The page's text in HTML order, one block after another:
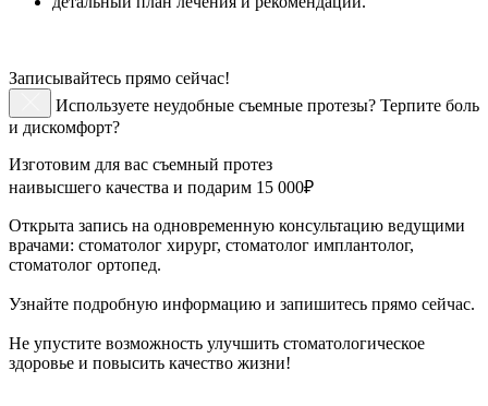
Записывайтесь прямо сейчас!
Используете неудобные съемные протезы? Терпите боль
и дискомфорт?
Изготовим для вас съемный протез
наивысшего качества и подарим 15 000₽
Открыта запись на одновременную консультацию ведущими
врачами: стоматолог хирург, стоматолог имплантолог,
стоматолог ортопед.
Узнайте подробную информацию и запишитесь прямо сейчас.
Не упустите возможность улучшить стоматологическое
здоровье и повысить качество жизни!